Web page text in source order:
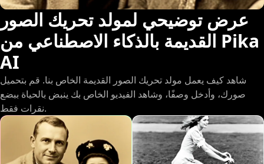
عرض توضيحي لمولد تحريك الصور
القديمة بالذكاء الاصطناعي من Pika
AI
شاهد كيف يعمل مولد تحريك الصور القديمة الخاص بنا. قم بتحميل
صورك، وأدخل وصفًا، وشاهد الفيديو الخاص بك ينبض بالحياة ببضع
نقرات فقط.